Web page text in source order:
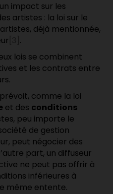
impact sur les
artistes : la loi sur le
déjà mentionnée,
.
lois se combinent
et les contrats entre
prévoit, comme la loi
et des conditions
peu importe le
de gestion
peut négocier des
part, un diffuseur
ne peut pas offrir à
inférieures à
même entente.